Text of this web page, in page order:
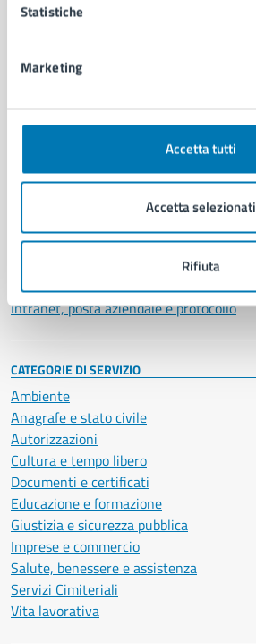
Statistiche
Marketing
Accetta tutti
Accetta selezionati
Rifiuta
Municipalità
Politici
Documenti e dati
Intranet, posta aziendale e protocollo
CATEGORIE DI SERVIZIO
Ambiente
Anagrafe e stato civile
Autorizzazioni
Cultura e tempo libero
Documenti e certificati
Educazione e formazione
Giustizia e sicurezza pubblica
Imprese e commercio
Salute, benessere e assistenza
Servizi Cimiteriali
Vita lavorativa